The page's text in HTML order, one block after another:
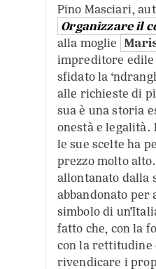
Pino Masciari,
Organizzare il
alla moglie
impreditore edile
sfidato la
alle richieste di
sua è una storia
onestà e legalità.
le sue scelte ha
prezzo molto
allontanato dalla
abbandonato per
simbolo di
fatto che, con la
con la rettitudine
rivendicare i